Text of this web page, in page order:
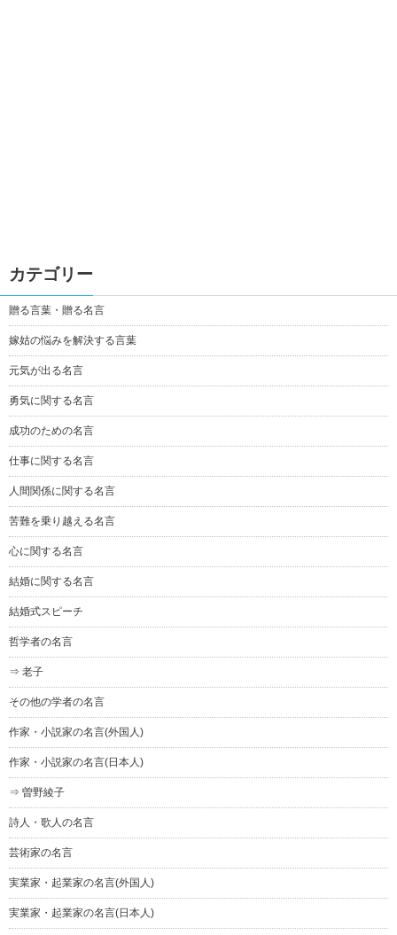
カテゴリー
贈る言葉・贈る名言
嫁姑の悩みを解決する言葉
元気が出る名言
勇気に関する名言
成功のための名言
仕事に関する名言
人間関係に関する名言
苦難を乗り越える名言
心に関する名言
結婚に関する名言
結婚式スピーチ
哲学者の名言
⇒ 老子
その他の学者の名言
作家・小説家の名言(外国人)
作家・小説家の名言(日本人)
⇒ 曽野綾子
詩人・歌人の名言
芸術家の名言
実業家・起業家の名言(外国人)
実業家・起業家の名言(日本人)